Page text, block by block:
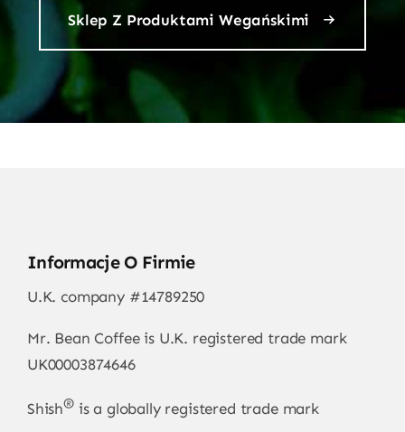
Sklep Z Produktami Wegańskimi
Informacje O Firmie
U.K. company #14789250
Mr. Bean Coffee is U.K. registered trade mark
UK00003874646
Shish®is a globally registered trade mark